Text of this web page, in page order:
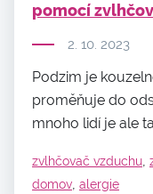
pomocí
2. 10. 2023
Podzim je
proměňuje do
mnoho lidí je ale
zvlhčovač vzduchu,
domov, alergie